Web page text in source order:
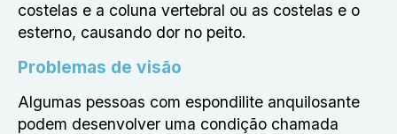
costelas e a coluna vertebral ou as costelas e o
esterno, causando dor no peito.
Problemas de visão
Algumas pessoas com espondilite anquilosante
podem desenvolver uma condição chamada